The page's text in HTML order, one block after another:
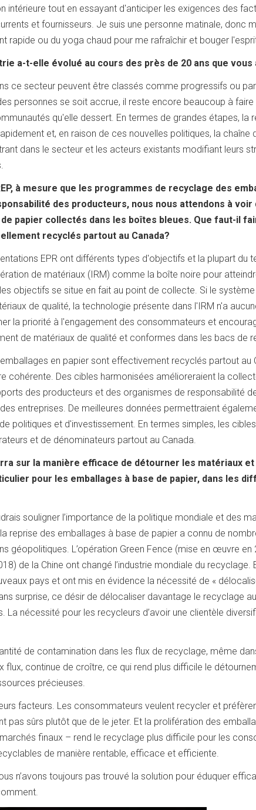
intérieure tout en essayant d'anticiper les exigences des
et fournisseurs. Je suis une personne matinale, donc
rapide ou du yoga chaud pour me rafraîchir et bouger
a-t-elle évolué au cours des près de 20 ans que
ce secteur peuvent être classés comme progressifs ou
personnes se soit accrue, il reste encore beaucoup à
qu'elle dessert. En termes de grandes étapes, la
et, en raison de ces nouvelles politiques, la chaîne
dans le secteur et les acteurs existants modifiant leurs
à mesure que les programmes de recyclage des
des producteurs, nous nous attendons à voir
papier collectés dans les boîtes bleues. Que faut-il
recyclés partout au Canada?
EPR ont différents types d'objectifs et la plupart du
de matériaux (IRM) comme la boîte noire pour
objectifs se situe en fait au point de collecte. Si le
de qualité, la technologie présente dans l'IRM n'a
la priorité à l'engagement des consommateurs et
de matériaux de qualité et conformes dans les bacs de
en papier sont effectivement recyclés partout au
cohérente. Des cibles harmonisées amélioreraient la
des producteurs et des organismes de responsabilité
entreprises. De meilleures données permettraient
politiques et d'investissement. En termes simples, les
et de dénominateurs partout au Canada.
sur la manière efficace de détourner les matériaux
pour les emballages à base de papier, dans les
souligner l’importance de la politique mondiale et des
reprise des emballages à base de papier a connu de
géopolitiques. L’opération Green Fence (mise en œuvre en
de la Chine ont changé l’industrie mondiale du recyclage.
pays et ont mis en évidence la nécessité de «
surprise, ce désir de délocaliser davantage le recyclage
La nécessité pour les recycleurs d’avoir une clientèle
de contamination dans les flux de recyclage, même
flux, continue de croître, ce qui rend plus difficile le
précieuses.
facteurs. Les consommateurs veulent recycler et
pas sûrs plutôt que de le jeter. Et la prolifération des
finaux – rend le recyclage plus difficile pour les
de manière rentable, efficace et efficiente.
n’avons toujours pas trouvé la solution pour éduquer